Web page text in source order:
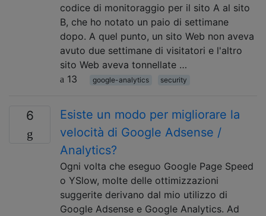
codice di monitoraggio per il sito A al sito
B, che ho notato un paio di settimane
dopo. A quel punto, un sito Web non aveva
avuto due settimane di visitatori e l'altro
sito Web aveva tonnellate …
13
google-analytics security
6
Esiste un modo per migliorare la
velocità di Google Adsense /
Analytics?
Ogni volta che eseguo Google Page Speed ​​
o YSlow, molte delle ottimizzazioni
suggerite derivano dal mio utilizzo di
Google Adsense e Google Analytics. Ad